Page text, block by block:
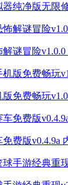
纯净版无限
谜冒险
免费畅玩
费版v0.4.9a